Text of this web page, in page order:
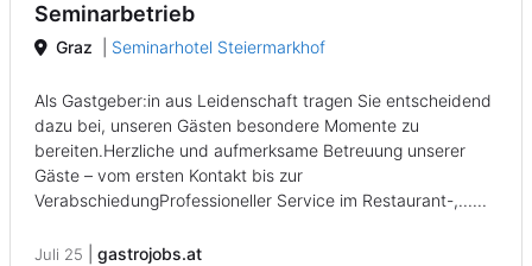
Seminarbetrieb
Graz Seminarhotel Steiermarkhof
Als Gastgeber:in aus Leidenschaft tragen Sie entscheidend
dazu bei, unseren Gästen besondere Momente zu
bereiten.Herzliche und aufmerksame Betreuung unserer
Gäste – vom ersten Kontakt bis zur
VerabschiedungProfessioneller Service im Restaurant-,......
Juli 25 gastrojobs.at